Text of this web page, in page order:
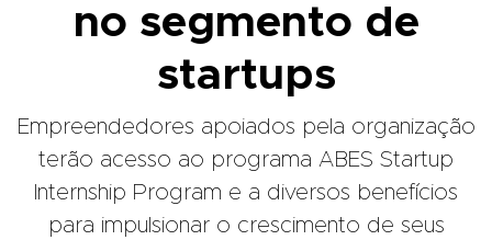
no segmento de
startups
Empreendedores apoiados pela organização
terão acesso ao programa ABES Startup
Internship Program e a diversos benefícios
para impulsionar o crescimento de seus